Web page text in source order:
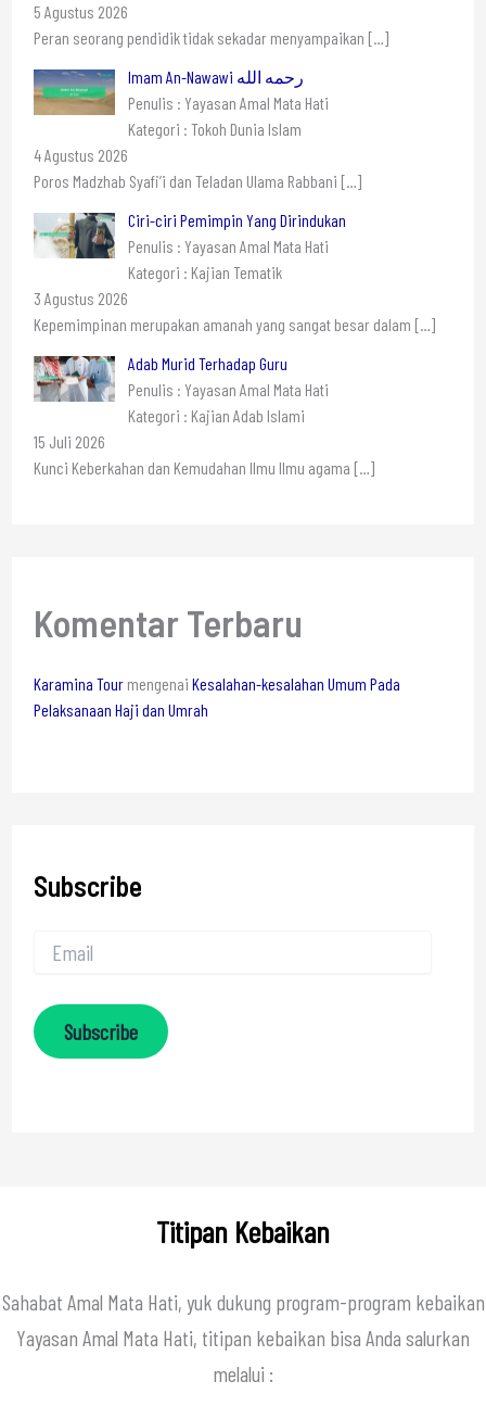
5 Agustus 2026
Peran seorang pendidik tidak sekadar menyampaikan […]
Imam An-Nawawi رحمه الله
Penulis : Yayasan Amal Mata Hati
Kategori : Tokoh Dunia Islam
4 Agustus 2026
Poros Madzhab Syafi’i dan Teladan Ulama Rabbani […]
Ciri-ciri Pemimpin Yang Dirindukan
Penulis : Yayasan Amal Mata Hati
Kategori : Kajian Tematik
3 Agustus 2026
Kepemimpinan merupakan amanah yang sangat besar dalam […]
Adab Murid Terhadap Guru
Penulis : Yayasan Amal Mata Hati
Kategori : Kajian Adab Islami
15 Juli 2026
Kunci Keberkahan dan Kemudahan Ilmu Ilmu agama […]
Komentar Terbaru
Karamina Tourmengenai Kesalahan-kesalahan Umum Pada
Pelaksanaan Haji dan Umrah
Subscribe
Subscribe
Titipan Kebaikan
Sahabat Amal Mata Hati, yuk dukung program-program kebaikan
Yayasan Amal Mata Hati, titipan kebaikan bisa Anda salurkan
melalui :